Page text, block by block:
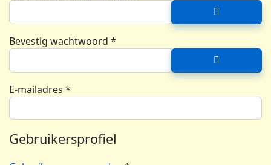
Toon
Bevestig wachtwoord *
Toon
E-mailadres *
Gebruikersprofiel